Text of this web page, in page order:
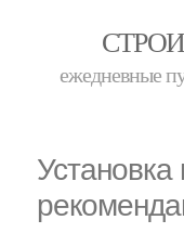
ежедневные